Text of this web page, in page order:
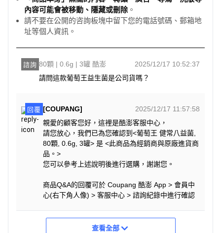
內容可能會被移動、隱藏或刪除。
請不要在公開的咨詢板塊中留下您的電話號碼、郵箱地
址等個人資訊。
諮詢 80顆 | 0.6g | 3罐 酷澎
2025/12/17 10:52:37
請問這款葡萄王益生菌是公司貨嗎？
回覆 [COUPANG]
2025/12/17 11:57:58
親愛的顧客您好，這裡是酷澎客服中心，
請您放心，我們已為您確認到<葡萄王 健常八益菌,
80顆, 0.6g, 3罐> 是 <此商品為經銷商與原廠進貨商
品。>
您可以參考上述說明後進行選購，謝謝您。
商品Q&A的回覆可於 Coupang 酷澎 App > 會員中
心(右下角人像) > 客服中心 > 諮詢紀錄中進行確認
查看全部